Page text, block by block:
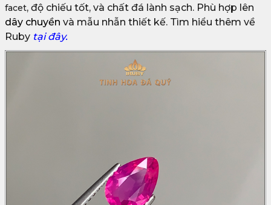
facet, độ chiếu tốt, và chất đá lành sạch. Phù hợp lên
dây chuyền và mẫu nhẫn thiết kế. Tìm hiểu thêm về
Ruby tại đây.